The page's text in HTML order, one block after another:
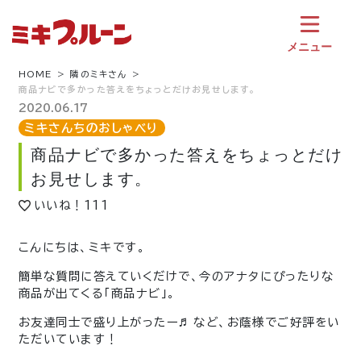
メニュー
HOME
隣のミキさん
商品ナビで多かった答えをちょっとだけお見せします。
2020.06.17
ミキさんちのおしゃべり
商品ナビで多かった答えをちょっとだけ
お見せします。
いいね！ 111
こんにちは、ミキです。
簡単な質問に答えていくだけで、今のアナタにぴったりな
商品が出てくる「商品ナビ」。
お友達同士で盛り上がったー♬ など、お蔭様でご好評をい
ただいています！